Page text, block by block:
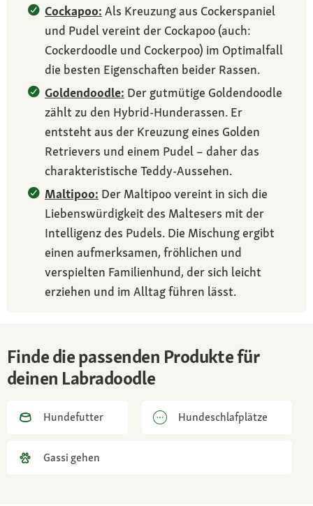
Cockapoo: Als Kreuzung aus Cockerspaniel
und Pudel vereint der Cockapoo (auch:
Cockerdoodle und Cockerpoo) im Optimalfall
die besten Eigenschaften beider Rassen.
Goldendoodle: Der gutmütige Goldendoodle
zählt zu den Hybrid-Hunderassen. Er
entsteht aus der Kreuzung eines Golden
Retrievers und einem Pudel – daher das
charakteristische Teddy-Aussehen.
Maltipoo: Der Maltipoo vereint in sich die
Liebenswürdigkeit des Maltesers mit der
Intelligenz des Pudels. Die Mischung ergibt
einen aufmerksamen, fröhlichen und
verspielten Familienhund, der sich leicht
erziehen und im Alltag führen lässt.
Finde die passenden Produkte für
deinen Labradoodle
Hundefutter Hundeschlafplätze
Gassi gehen